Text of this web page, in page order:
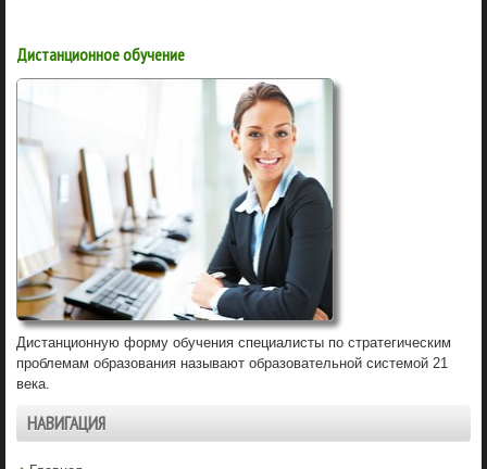
Дистанционное обучение
Дистанционную форму обучения специалисты по стратегическим
проблемам образования называют образовательной системой 21
века.
НАВИГАЦИЯ